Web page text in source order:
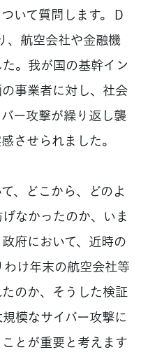
いて質問します。Ｄ
、航空会社や金融機
。我が国の基幹イン
事業者に対し、社会
ー攻撃が繰り返し襲
させられました。
、どこから、どのよ
なかったのか、いま
府において、近時の
け年末の航空会社等
のか、そうした検証
模なサイバー攻撃に
とが重要と考えます